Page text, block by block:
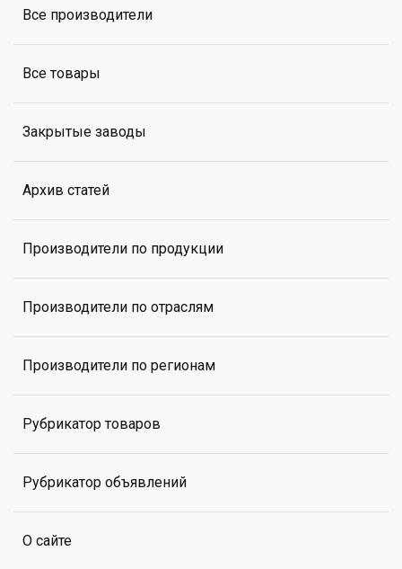
Все производители
Все товары
Закрытые заводы
Архив статей
Производители по продукции
Производители по отраслям
Производители по регионам
Рубрикатор товаров
Рубрикатор объявлений
О сайте